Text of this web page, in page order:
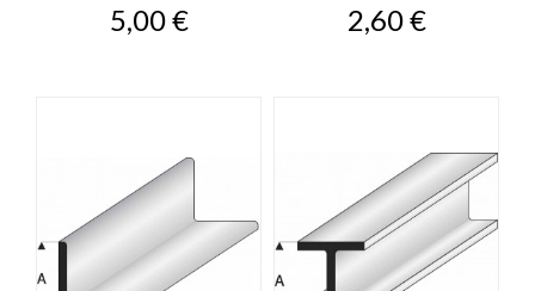
Prix
5,00 € Prix
2,60 €